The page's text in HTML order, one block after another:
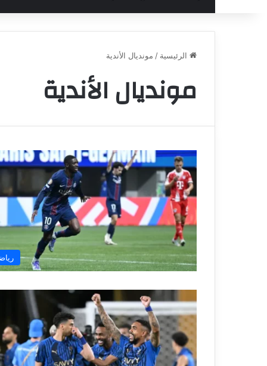
الرئيسية / مونديال الأندية
مونديال الأندية